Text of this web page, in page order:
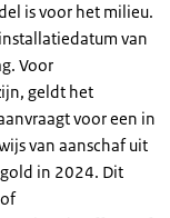
is voor het milieu.
van
Voor
geldt het
voor een in
van aanschaf uit
in 2024. Dit